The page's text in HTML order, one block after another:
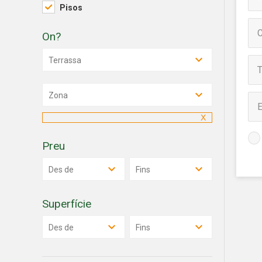
Pisos
On?
Terrassa
Zona
Preu
Des de Fins
Superfície
Des de Fins
La
de